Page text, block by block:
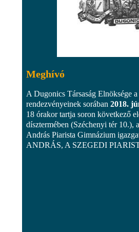
Meghívó
A Dugonics Társaság Elnöksége
rendezvényeinek sorában 2018.
18 órakor tartja soron következő
dísztermében (Széchenyi tér
András Piarista Gimnázium
ANDRÁS, A SZEGEDI